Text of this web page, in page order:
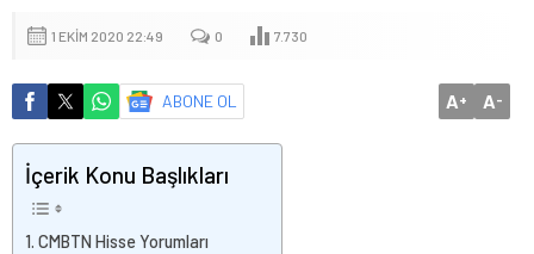
1 EKIM 2020 22:49 0 7.730
ABONE OL A+ A-
İçerik Konu Başlıkları
CMBTN Hisse Yorumları